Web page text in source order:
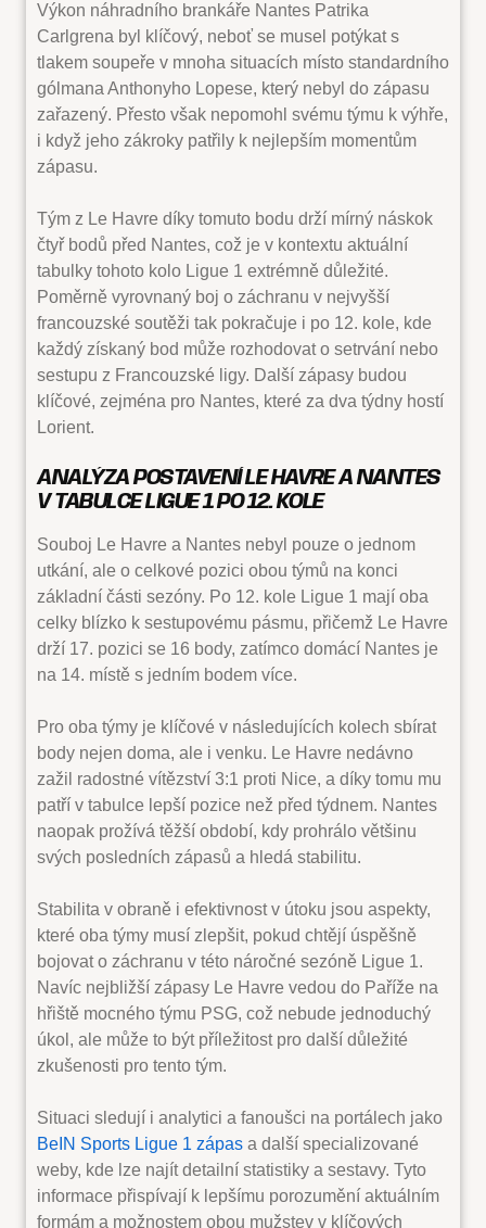
Výkon náhradního brankáře Nantes Patrika
Carlgrena byl klíčový, neboť se musel potýkat s
tlakem soupeře v mnoha situacích místo standardního
gólmana Anthonyho Lopese, který nebyl do zápasu
zařazený. Přesto však nepomohl svému týmu k výhře,
i když jeho zákroky patřily k nejlepším momentům
zápasu.
Tým z Le Havre díky tomuto bodu drží mírný náskok
čtyř bodů před Nantes, což je v kontextu aktuální
tabulky tohoto kolo Ligue 1 extrémně důležité.
Poměrně vyrovnaný boj o záchranu v nejvyšší
francouzské soutěži tak pokračuje i po 12. kole, kde
každý získaný bod může rozhodovat o setrvání nebo
sestupu z Francouzské ligy. Další zápasy budou
klíčové, zejména pro Nantes, které za dva týdny hostí
Lorient.
ANALÝZA POSTAVENÍ LE HAVRE A NANTES
V TABULCE LIGUE 1 PO 12. KOLE
Souboj Le Havre a Nantes nebyl pouze o jednom
utkání, ale o celkové pozici obou týmů na konci
základní části sezóny. Po 12. kole Ligue 1 mají oba
celky blízko k sestupovému pásmu, přičemž Le Havre
drží 17. pozici se 16 body, zatímco domácí Nantes je
na 14. místě s jedním bodem více.
Pro oba týmy je klíčové v následujících kolech sbírat
body nejen doma, ale i venku. Le Havre nedávno
zažil radostné vítězství 3:1 proti Nice, a díky tomu mu
patří v tabulce lepší pozice než před týdnem. Nantes
naopak prožívá těžší období, kdy prohrálo většinu
svých posledních zápasů a hledá stabilitu.
Stabilita v obraně i efektivnost v útoku jsou aspekty,
které oba týmy musí zlepšit, pokud chtějí úspěšně
bojovat o záchranu v této náročné sezóně Ligue 1.
Navíc nejbližší zápasy Le Havre vedou do Paříže na
hřiště mocného týmu PSG, což nebude jednoduchý
úkol, ale může to být příležitost pro další důležité
zkušenosti pro tento tým.
Situaci sledují i analytici a fanoušci na portálech jako
BeIN Sports Ligue 1 zápas a další specializované
weby, kde lze najít detailní statistiky a sestavy. Tyto
informace přispívají k lepšímu porozumění aktuálním
formám a možnostem obou mužstev v klíčových